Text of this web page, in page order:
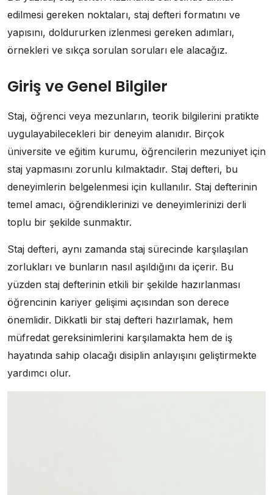
edilmesi gereken noktaları, staj defteri formatını ve
yapısını, doldururken izlenmesi gereken adımları,
örnekleri ve sıkça sorulan soruları ele alacağız.
Giriş ve Genel Bilgiler
Staj, öğrenci veya mezunların, teorik bilgilerini pratikte
uygulayabilecekleri bir deneyim alanıdır. Birçok
üniversite ve eğitim kurumu, öğrencilerin mezuniyet için
staj yapmasını zorunlu kılmaktadır. Staj defteri, bu
deneyimlerin belgelenmesi için kullanılır. Staj defterinin
temel amacı, öğrendiklerinizi ve deneyimlerinizi derli
toplu bir şekilde sunmaktır.
Staj defteri, aynı zamanda staj sürecinde karşılaşılan
zorlukları ve bunların nasıl aşıldığını da içerir. Bu
yüzden staj defterinin etkili bir şekilde hazırlanması
öğrencinin kariyer gelişimi açısından son derece
önemlidir. Dikkatli bir staj defteri hazırlamak, hem
müfredat gereksinimlerini karşılamakta hem de iş
hayatında sahip olacağı disiplin anlayışını geliştirmekte
yardımcı olur.